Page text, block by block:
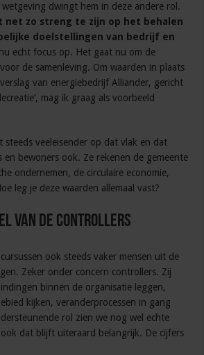
dwingt hem in deze andere rol.
net zo streng te zijn op het behalen
doelstellingen van bedrijf en
echt focus op. Het gaat nu om de
de samenleving. Om waarden in plaats
van energiebedrijf Alliander, gericht
mag ik graag als voorbeeld
steeds veeleisender op dat vlak en dat
en bewoners ook. Ze rekenen de gemeente
ondernemen, de circulaire economie,
leg je deze waarden allemaal vast?
van de controllers
ook steeds vaker mensen uit de
Zeker onder concern controllers. Zij
binnen de organisatie leggen,
kijken, veranderprocessen in gang
rol zien we nog wel echte
dat blijft uiteraard belangrijk. De cijfers